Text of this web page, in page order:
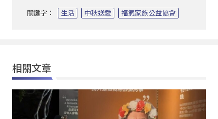
關鍵字： 生活 中秋送愛 福氣家族公益協會
相關文章